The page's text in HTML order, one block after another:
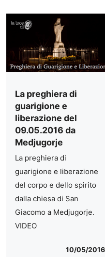
La preghiera di
guarigione e
liberazione del
09.05.2016 da
Medjugorje
La preghiera di
guarigione e liberazione
del corpo e dello spirito
dalla chiesa di San
Giacomo a Medjugorje.
VIDEO
10/05/2016